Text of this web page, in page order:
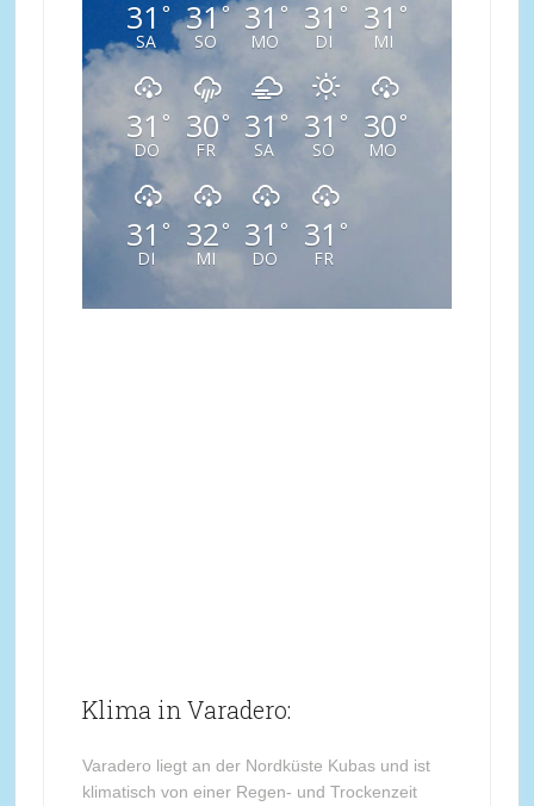
31 °
SA
31°
SO
31°
MO
31 °
DI
31 °
MI
31 °
DO
30°
FR
31°
SA
31 °
SO
30 °
MO
31 °
DI
32 °
MI
31 °
DO
31 °
FR
Klima in Varadero:
Varadero liegt an der Nordküste Kubas und ist
klimatisch von einer Regen- und Trockenzeit